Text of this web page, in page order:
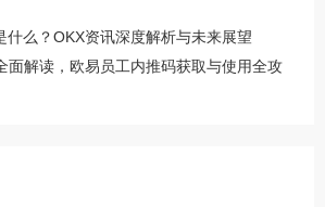
什么？OKX资讯深度解析与未来展望
面解读，欧易员工内推码获取与使用全攻